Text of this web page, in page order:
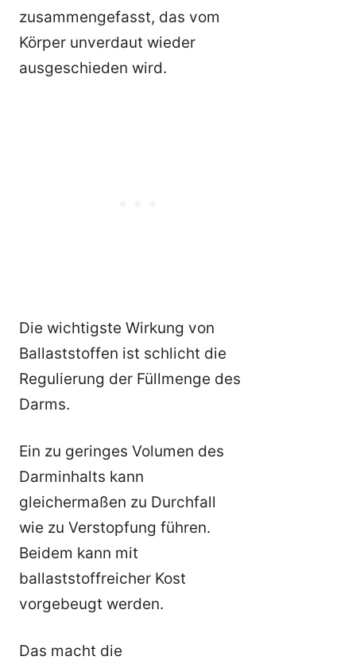
zusammengefasst, das vom
Körper unverdaut wieder
ausgeschieden wird.
Die wichtigste Wirkung von
Ballaststoffen ist schlicht die
Regulierung der Füllmenge des
Darms.
Ein zu geringes Volumen des
Darminhalts kann
gleichermaßen zu Durchfall
wie zu Verstopfung führen.
Beidem kann mit
ballaststoffreicher Kost
vorgebeugt werden.
Das macht die